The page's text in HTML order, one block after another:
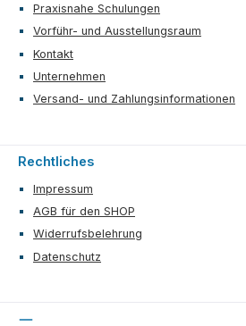
Praxisnahe Schulungen
Vorführ- und Ausstellungsraum
Kontakt
Unternehmen
Versand- und Zahlungsinformationen
Rechtliches
Impressum
AGB für den SHOP
Widerrufsbelehrung
Datenschutz